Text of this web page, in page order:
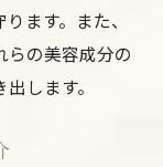
ます。また、
らの美容成分の
します。